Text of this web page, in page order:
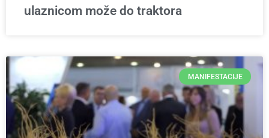
ulaznicom može do traktora
MANIFESTACIJE